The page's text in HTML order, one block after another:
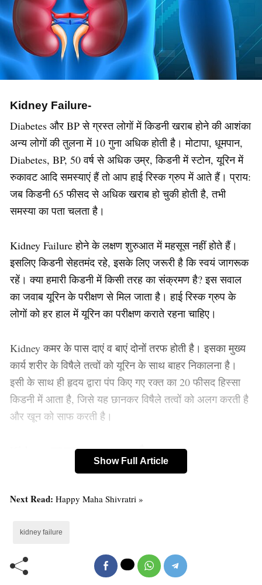
Kidney Failure-
Diabetes और BP से ग्रस्त लोगों में किडनी खराब होने की आशंका
अन्य लोगों की तुलना में 10 गुना अधिक होती है। मोटापा, धूमपान,
Diabetes, BP, 50 वर्ष से अधिक उम्र, किडनी में स्टोन, यूरिन में
रुकावट आदि समस्याएं हैं तो आप हाई रिस्क ग्रुप में आते हैं। प्राय:
जब किडनी 65 फीसद से अधिक खराब हो चुकी होती है, तभी
समस्या का पता चलता है।
Kidney Failure होने के लक्षण शुरुआत में महसूस नहीं होते हैं।
इसलिए किडनी सेहतमंद रहे, इसके लिए जरूरी है कि स्वयं जागरूक
रहें। क्या हमारी किडनी में किसी तरह का संक्रमण है? इस सवाल
का जवाब यूरिन के परीक्षण से मिल जाता है। हाई रिस्क ग्रुप के
लोगों को हर हाल में यूरिन का परीक्षण कराते रहना चाहिए।
Kidney कमर के पास दाएं व बाएं दोनों तरफ होती है। इसका मुख्य
कार्य शरीर के विषैले तत्वों को यूरिन के साथ बाहर निकालना है।
इसी के साथ ही हृदय द्वारा पंप किए गए रक्त का 20 फीसद हिस्सा
किडनी में आता है, जिसे यह छानकर विषैले तत्वों को अलग करती है
और खून को साफ करती है।
Kidney का हाल जानना आसान है:
Kidney कभी भी दो-चार दिन या सप्ताह भर में खराब नहीं होती है,
कराकर कभी भी आप अपनी किडनी की सेहत के बारे में जान सकते
क्रिएटनिन व यूरिन में प्रोटीन की मात्रा से होती है। इस परीक्षण से
भी एडवांस परीक्षण माइक्रोएलब्यूमिन परीक्षण है। आमतौर पर 80
फीसद लोग अस्पताल तब पहुंचते हैं, जब किडनी खराबी की अंतिम
Show Full Article
Next Read: Happy Maha Shivratri »
kidney failure